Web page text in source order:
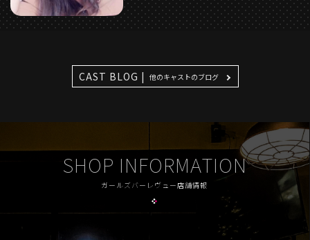
CAST BLOG | 他のキャストのブログ
SHOP INFORMATION
ガールズバーレヴュー店舗情報